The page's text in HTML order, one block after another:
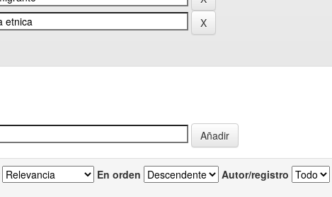
En orden Autor/registro